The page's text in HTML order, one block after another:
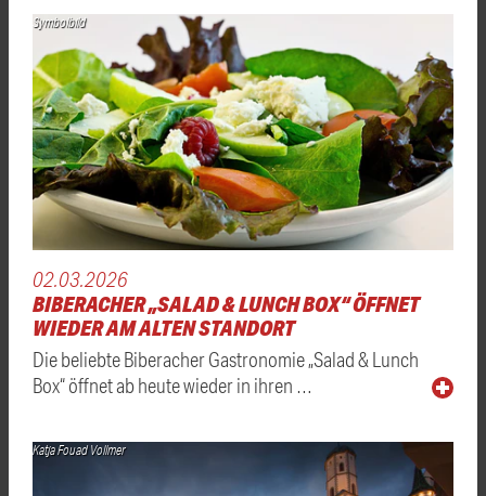
Symbolbild
02.03.2026
BIBERACHER „SALAD & LUNCH BOX“ ÖFFNET
WIEDER AM ALTEN STANDORT
Die beliebte Biberacher Gastronomie „Salad & Lunch
Box“ öffnet ab heute wieder in ihren …
Katja Fouad Vollmer